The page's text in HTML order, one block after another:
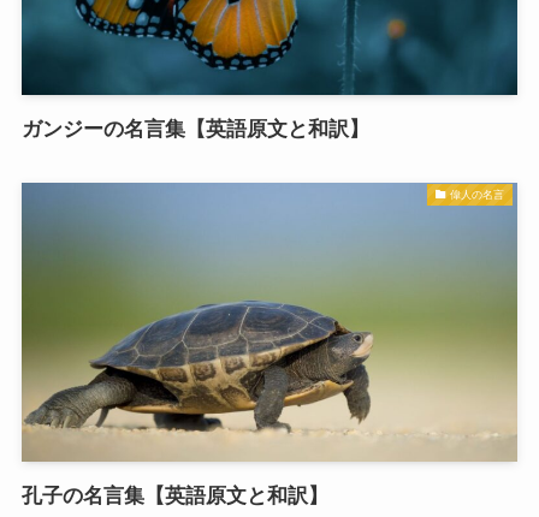
ガンジーの名言集【英語原文と和訳】
偉人の名言
孔子の名言集【英語原文と和訳】